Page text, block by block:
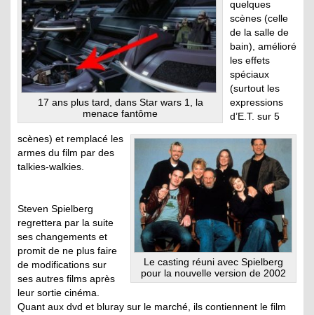
17 ans plus tard, dans Star wars 1, la
menace fantôme
Le casting réuni avec Spielberg
pour la nouvelle version de 2002
quelques
scènes (celle
de la salle de
bain), amélioré
les effets
spéciaux
(surtout les
expressions
d’E.T. sur 5
scènes) et remplacé les
armes du film par des
talkies-walkies.
Steven Spielberg
regrettera par la suite
ses changements et
promit de ne plus faire
de modifications sur
ses autres films après
leur sortie cinéma.
Quant aux dvd et bluray sur le marché, ils contiennent le film